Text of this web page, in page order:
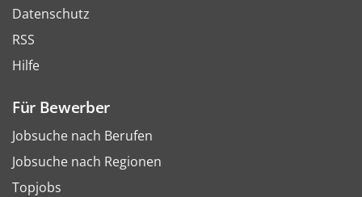
Datenschutz
RSS
Hilfe
Für Bewerber
Jobsuche nach Berufen
Jobsuche nach Regionen
Topjobs